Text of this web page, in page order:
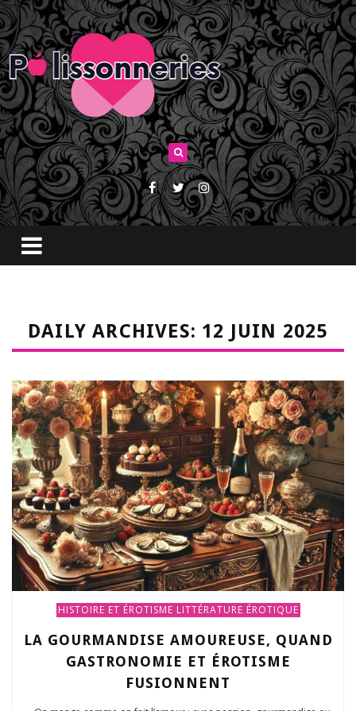
DAILY ARCHIVES: 12 JUIN 2025
HISTOIRE ET ÉROTISME LITTÉRATURE ÉROTIQUE
LA GOURMANDISE AMOUREUSE, QUAND
GASTRONOMIE ET ÉROTISME
FUSIONNENT